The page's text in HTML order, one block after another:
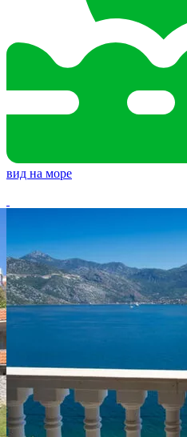
вид на море